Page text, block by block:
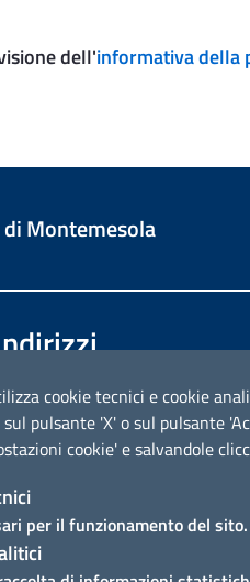
cookie tecnici e cookie
pulsante 'X' o sul pulsante
cookie' e salvandole
per il funzionamento del sito.
dell'informativa della
di Montemesola
Montemesola (TA)
Certificata: